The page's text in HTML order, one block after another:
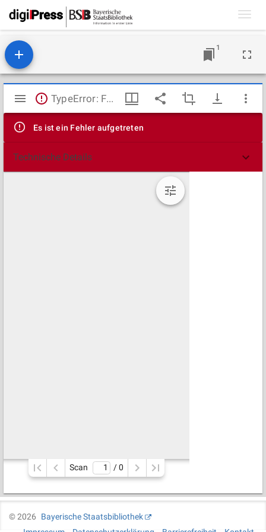
1
Mirador
Viewer
TypeError: Failed to fetch
Es ist ein Fehler aufgetreten
Technische Details
Scan / 0
©2026
Bayerische Staatsbibliothek